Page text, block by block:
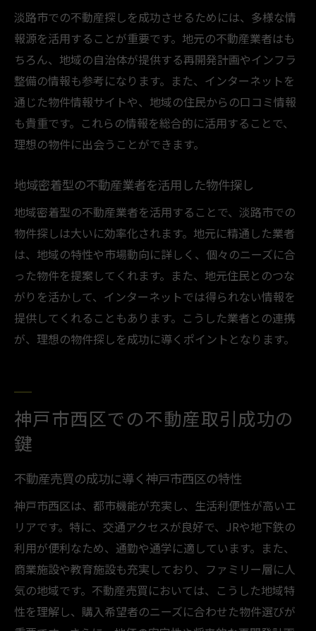
淡路市での不動産探しを成功させるためには、多様な情
報源を活用することが重要です。地元の不動産業者はも
ちろん、地域の自治体が提供する再開発計画やインフラ
整備の情報も参考になります。また、インターネットを
通じた物件情報サイトや、地域の住民からの口コミ情報
も貴重です。これらの情報を総合的に活用することで、
理想の物件に出会うことができます。
地域密着型の不動産業者を活用した物件探し
地域密着型の不動産業者を活用することで、淡路市での
物件探しは大いに効率化されます。地元に精通した業者
は、地域の特性や市場動向に詳しく、個々のニーズに合
った物件を提案してくれます。また、地元住民とのつな
がりを活かして、インターネットでは得られない情報を
提供してくれることもあります。こうした業者との連携
が、理想の物件探しを成功に導くポイントとなります。
神戸市西区での不動産取引成功の
鍵
不動産売買の成功に導く神戸市西区の特性
神戸市西区は、都市機能が充実し、生活利便性が高いエ
リアです。特に、交通アクセスが良好で、JRや地下鉄の
利用が便利なため、通勤や通学に適しています。また、
商業施設や教育施設も充実しており、ファミリー層に人
気の地域です。不動産売買においては、こうした地域特
性を理解し、購入希望者のニーズに合わせた物件選びが